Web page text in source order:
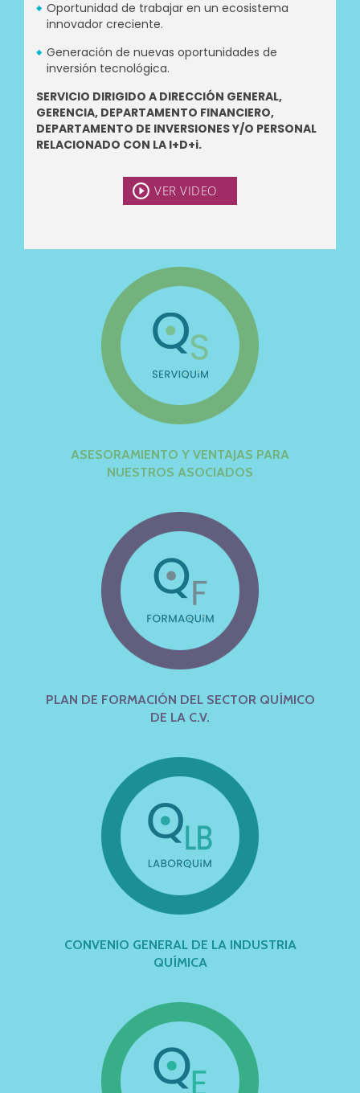
Oportunidad de trabajar en un ecosistema
innovador creciente.
Generación de nuevas oportunidades de
inversión tecnológica.
SERVICIO DIRIGIDO A DIRECCIÓN GENERAL,
GERENCIA, DEPARTAMENTO FINANCIERO,
DEPARTAMENTO DE INVERSIONES Y/O PERSONAL
RELACIONADO CON LA I+D+i.
VER VIDEO
ASESORAMIENTO Y VENTAJAS PARA
NUESTROS ASOCIADOS
PLAN DE FORMACIÓN DEL SECTOR QUÍMICO
DE LA C.V.
CONVENIO GENERAL DE LA INDUSTRIA
QUÍMICA